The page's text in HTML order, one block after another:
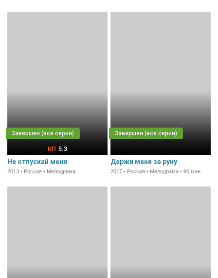
5.3
Не отпускай меня
2013 • Россия • Мелодрама
Держи меня за руку
2017 • Россия • Мелодрама • 90 мин.